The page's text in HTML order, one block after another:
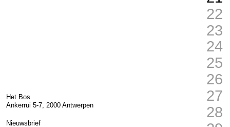
Het Bos
Ankerrui 5-7, 2000 Antwerpen
Nieuwsbrief
22
23
24
25
26
27
28